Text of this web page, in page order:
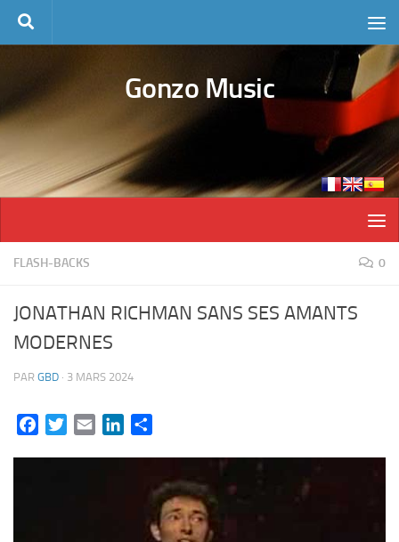
Skip to content
Gonzo Music
FLASH-BACKS 0
JONATHAN RICHMAN SANS SES AMANTS
MODERNES
PAR GBD · 3 MARS 2024
FacebookTwitterEmail LinkedIn